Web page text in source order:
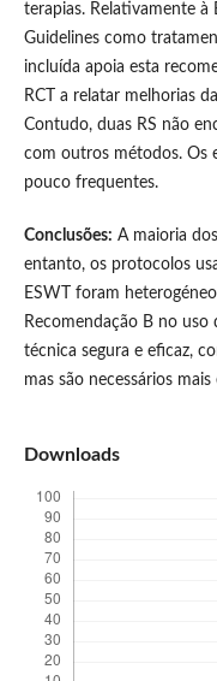
terapias. Relativamente à
Guidelines como
incluída apoia esta
RCT a relatar melhorias
Contudo, duas RS não
com outros métodos. Os
pouco frequentes.
Conclusões: A maioria
entanto, os protocolos
ESWT foram
Recomendação B no uso
técnica segura e eficaz,
mas são necessários
Downloads